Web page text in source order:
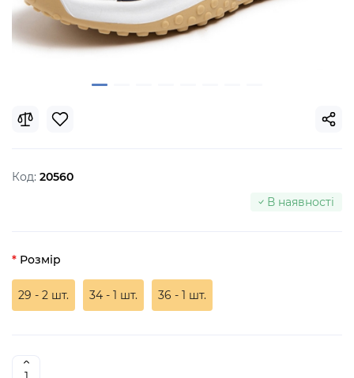
Код: 20560
В наявності
Розмір
29 - 2 шт. 34 - 1 шт. 36 - 1 шт.